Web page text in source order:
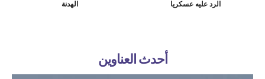
الهدنة
الرد عليه عسكريا
أحدث العناوين